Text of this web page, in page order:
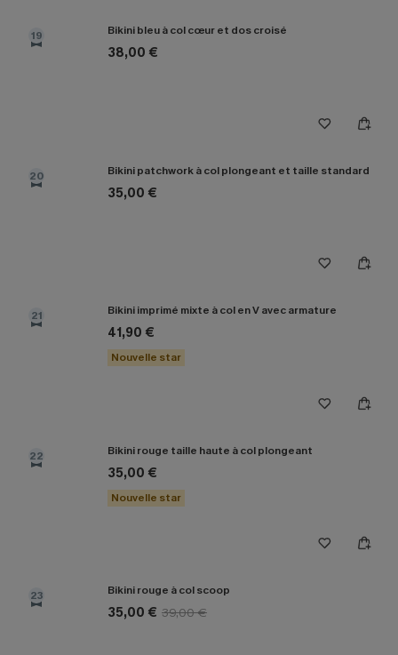
19 Bikini bleu à col cœur et dos croisé
38,00 €
20 Bikini patchwork à col plongeant et taille standard
35,00 €
21 Bikini imprimé mixte à col en V avec armature
41,90 €
Nouvelle star
22 Bikini rouge taille haute à col plongeant
35,00 €
Nouvelle star
23 Bikini rouge à col scoop
35,00 € 39,00 €